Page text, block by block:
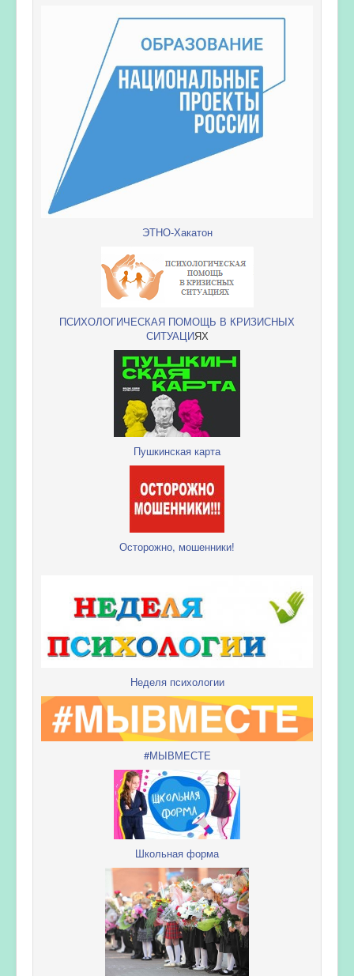
ЭТНО-Хакатон
ПСИХОЛОГИЧЕСКАЯ ПОМОЩЬ В КРИЗИСНЫХ
СИТУАЦИЯХ
Пушкинская карта
Осторожно, мошенники!
Неделя психологии
#МЫВМЕСТЕ
Школьная форма